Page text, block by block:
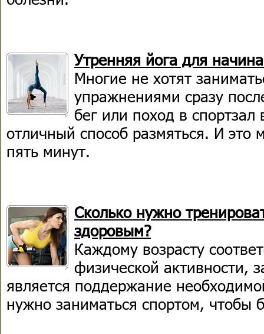
Утренняя йога для
Многие не хотят
упражнениями сразу
бег или поход в
отличный способ размяться. И это
пять минут.
Сколько нужно
здоровым?
Каждому возрасту
физической активности,
является поддержание
нужно заниматься спортом, чтобы